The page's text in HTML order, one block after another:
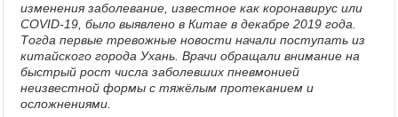
Архив
Фототоп
Видеотоп
изменения заболевание, известное как коронавирус или
COVID-19, было выявлено в Китае в декабре 2019 года.
Тогда первые тревожные новости начали поступать из
китайского города Ухань. Врачи обращали внимание на
быстрый рост числа заболевших пневмонией
неизвестной формы с тяжёлым протеканием и
осложнениями.